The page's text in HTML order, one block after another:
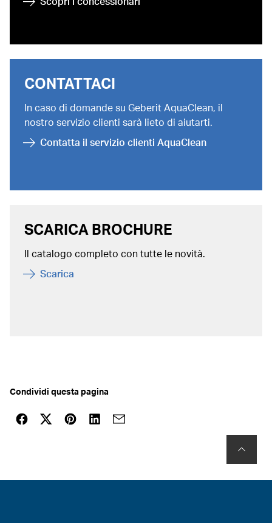
CONTATTACI
In caso di domande su Geberit AquaClean, il
nostro servizio clienti sarà lieto di aiutarti.
Contatta il servizio clienti AquaClean
SCARICA BROCHURE
Il catalogo completo con tutte le novità.
Scarica
Condividi questa pagina